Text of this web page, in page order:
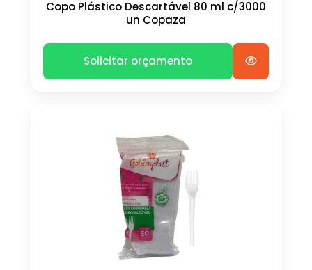
Copo Plástico Descartável 80 ml c/3000
un Copaza
Solicitar orçamento